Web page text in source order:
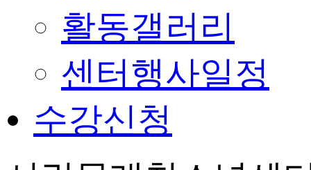
활동갤러리
센터행사일정
수강신청